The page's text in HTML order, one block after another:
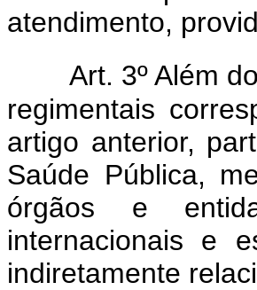
atendimento,
Art. 3º Além
regimentais
artigo anterior,
Saúde Pública,
órgãos e
internacionais e
indiretamente